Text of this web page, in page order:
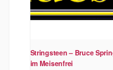
Stringsteen – Bruce
im Meisenfrei